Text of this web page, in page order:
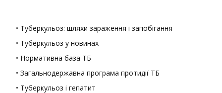
• Туберкульоз: шляхи зараження і запобігання
• Туберкульоз у новинах
• Нормативна база ТБ
• Загальнодержавна програма протидії ТБ
• Туберкульоз і гепатит